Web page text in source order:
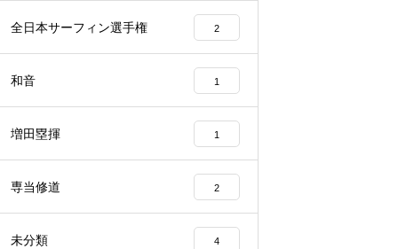
全日本サーフィン選手権 2
和音 1
増田塁揮 1
専当修道 2
未分類 4